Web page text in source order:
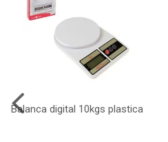
Balanca digital 10kgs plastica